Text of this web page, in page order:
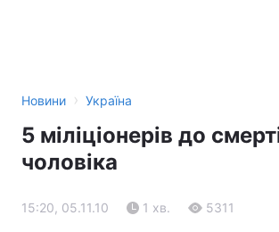
Новини › Україна
5 міліціонерів до
чоловіка
15:20, 05.11.10 1 хв. 5311